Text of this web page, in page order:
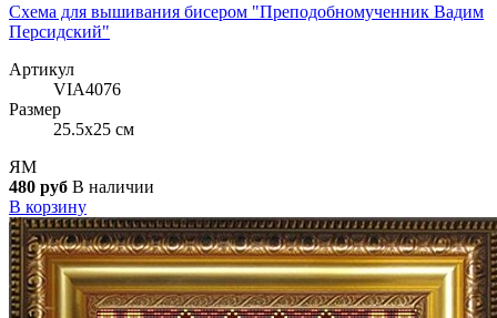
Схема для вышивания бисером "Преподобномученник Вадим
Персидский"
Артикул
VIA4076
Размер
25.5x25 см
ЯМ
480 руб В наличии
В корзину